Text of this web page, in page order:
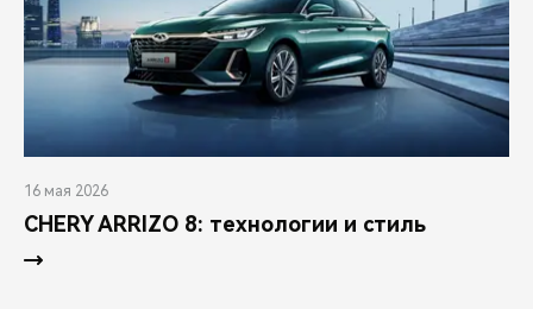
16 мая 2026
CHERY ARRIZO 8: технологии и стиль